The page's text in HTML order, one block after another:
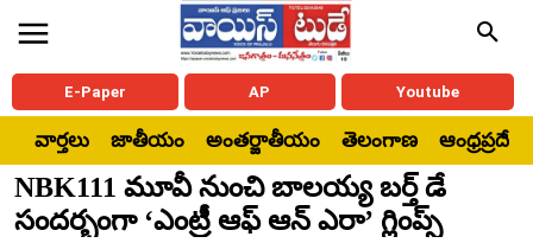
E-Paper AP Youtube
వార్తలు జాతీయం అంతర్జాతీయం తెలంగాణ ఆంధ్రప్రదేశ్
NBK111 మూవీ నుంచి బాలయ్య బర్త్ డే
సందర్భంగా ‘ఎంట్రీ ఆఫ్ ఆన్ ఎరా’ గ్లింప్స్